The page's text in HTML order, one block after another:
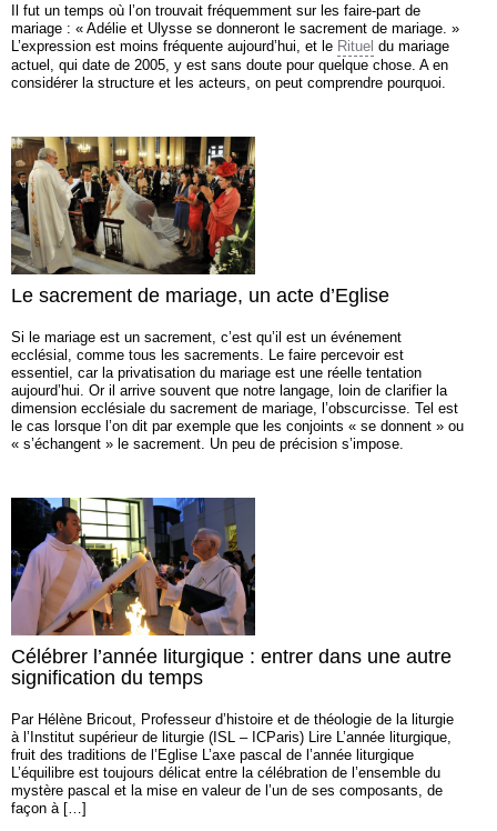
Il fut un temps où l’on trouvait fréquemment sur les faire-part de
mariage : « Adélie et Ulysse se donneront le sacrement de mariage. »
L’expression est moins fréquente aujourd’hui, et le Rituel du mariage
actuel, qui date de 2005, y est sans doute pour quelque chose. A en
considérer la structure et les acteurs, on peut comprendre pourquoi.
Le sacrement de mariage, un acte d’Eglise
Si le mariage est un sacrement, c’est qu’il est un événement
ecclésial, comme tous les sacrements. Le faire percevoir est
essentiel, car la privatisation du mariage est une réelle tentation
aujourd’hui. Or il arrive souvent que notre langage, loin de clarifier la
dimension ecclésiale du sacrement de mariage, l’obscurcisse. Tel est
le cas lorsque l’on dit par exemple que les conjoints « se donnent » ou
« s’échangent » le sacrement. Un peu de précision s’impose.
Célébrer l’année liturgique : entrer dans une autre
signification du temps
Par Hélène Bricout, Professeur d’histoire et de théologie de la liturgie
à l’Institut supérieur de liturgie (ISL – ICParis) Lire L’année liturgique,
fruit des traditions de l’Eglise L’axe pascal de l’année liturgique
L’équilibre est toujours délicat entre la célébration de l’ensemble du
mystère pascal et la mise en valeur de l’un de ses composants, de
façon à […]